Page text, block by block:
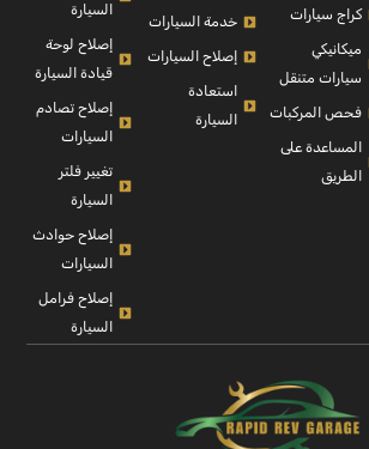
كراج سيارات
ميكانيكي
سيارات متنقل
فحص المركبات
المساعدة على
الطريق
خدمة السيارات
إصلاح السيارات
استعادة
السيارة
السيارة
إصلاح لوحة
قيادة السيارة
إصلاح تصادم
السيارات
تغيير فلتر
السيارة
إصلاح حوادث
السيارات
إصلاح فرامل
السيارة